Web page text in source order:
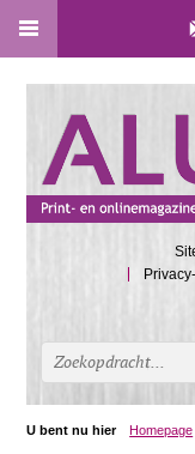
U bent nu hier Homepage